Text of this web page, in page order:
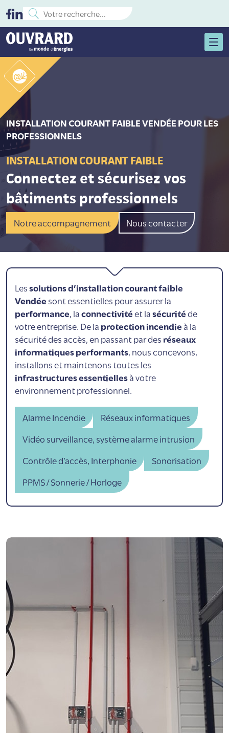
INSTALLATION COURANT FAIBLE VENDÉE​ POUR LES
PROFESSIONNELS
INSTALLATION COURANT FAIBLE
Connectez et sécurisez vos
bâtiments professionnels
Notre accompagnement Nous contacter
Lessolutions d’installation courant faible
Vendée sont essentielles pour assurer la
performance, laconnectivitéet lasécuritéde
votre entreprise. De la protection incendieà la
sécurité des accès, en passant par des réseaux
informatiques performants, nous concevons,
installons et maintenons toutes les
infrastructures essentiellesà votre
environnement professionnel.
Alarme Incendie
Réseaux informatiques
Vidéo surveillance, système alarme intrusion
Contrôle d’accès, Interphonie
Sonorisation
PPMS / Sonnerie / Horloge